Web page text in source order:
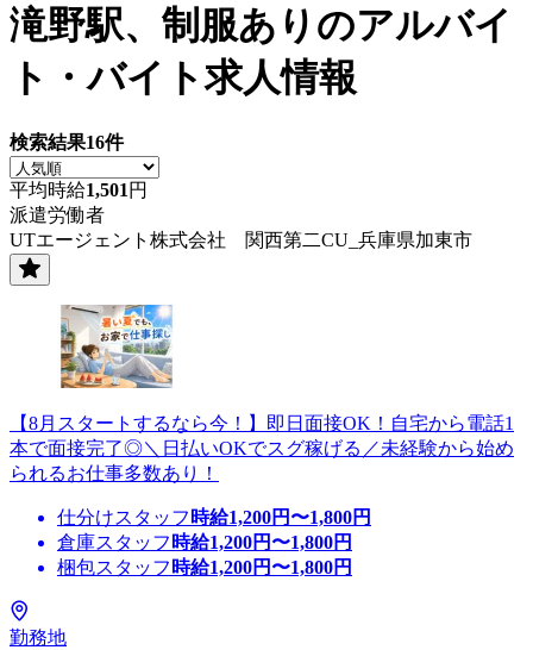
滝野駅、制服あり のアルバイ
ト・バイト求人情報
検索結果16件
平均時給1,501 円
派遣労働者
UTエージェント株式会社 関西第二CU_兵庫県加東市
【8月スタートするなら今！】即日面接OK！自宅から電話1
本で面接完了◎＼日払いOKでスグ稼げる／未経験から始め
られるお仕事多数あり！
仕分けスタッフ 時給1,200円〜1,800円
倉庫スタッフ 時給1,200円〜1,800円
梱包スタッフ 時給1,200円〜1,800円
勤務地